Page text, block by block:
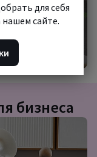
бизнеса
для себя
сайте.